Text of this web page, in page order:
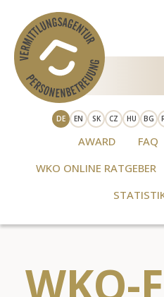
Direkt zum Inhalt
DE EN SK CZ HU BG
AWARD FAQ
WKO ONLINE RATGEBER
WKO-